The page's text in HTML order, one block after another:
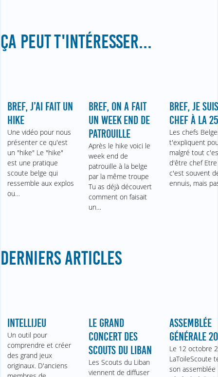
ÇA PEUT T'INTÉRESSER...
BREF, J’AI FAIT UN
HIKE
Une vidéo pour nous
présenter ce qu'est
un "hike" Le "hike"
est une pratique
scoute belge qui
ressemble aux explos
ou…
BREF, ON A FAIT
UN WEEK END DE
PATROUILLE
Après le hike voici le
week end de
patrouille à la belge
par la même troupe
Tu as déjà découvert
comment on faisait
un…
BREF, JE SUIS
CHEF À LA
Les chefs
t'expliquent
malgré tout
d'être chef
c'est souvent
ennuis, mais
DERNIERS ARTICLES
INTELLIJEU
Un outil pour
comprendre et créer
des grand jeux
originaux. D'anciens
LE GRAND
CONCERT DES
SCOUTS DU LIBAN
Les Scouts du Liban
viennent de diffuser
ASSEMBLÉE
GÉNÉRALE
Le 12 octobre
LaToileScoute
son assemblée